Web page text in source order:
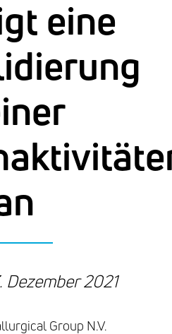
eine
Dezember 2021
Group N.V.